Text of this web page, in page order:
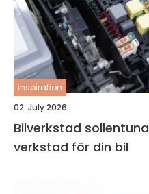
inspiration
02. July 2026
Bilverkstad sollentuna så väljer du rätt
verkstad för din bil